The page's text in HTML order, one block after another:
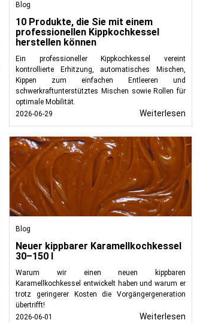
Blog
10 Produkte, die Sie mit einem
professionellen Kippkochkessel
herstellen können
Ein professioneller Kippkochkessel vereint
kontrollierte Erhitzung, automatisches Mischen,
Kippen zum einfachen Entleeren und
schwerkraftunterstütztes Mischen sowie Rollen für
optimale Mobilität.
2026-06-29
Weiterlesen
Blog
Neuer kippbarer Karamellkochkessel
30–150 l
Warum wir einen neuen kippbaren
Karamellkochkessel entwickelt haben und warum er
trotz geringerer Kosten die Vorgängergeneration
übertrifft!
2026-06-01
Weiterlesen